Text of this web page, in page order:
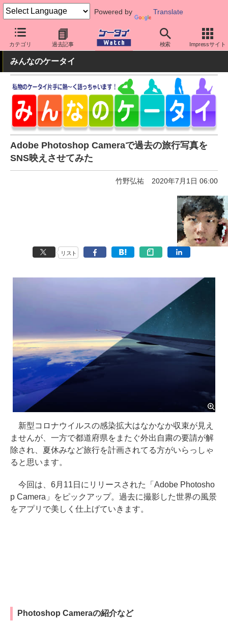
Powered by Translate
カテゴリ 過去記事 検索 Impressサイト
ケータイ Watch OS iPhone (iOS) アプリ・サービス
みんなのケータイ
Adobe Photoshop Cameraで過去の旅行写真を
SNS映えさせてみた
竹野弘祐 2020年7月1日 06:00
リスト
新型コロナウイルスの感染拡大はなかなか収束が見え
ませんが、一方で都道府県をまたぐ外出自粛の要請が解
除され、夏休みなど旅行を計画されてる方がいらっしゃ
ると思います。
今回は、6月11日にリリースされた「Adobe Photosho
p Camera」をピックアップ。過去に撮影した世界の風景
をアプリで美しく仕上げていきます。
Photoshop Cameraの紹介など